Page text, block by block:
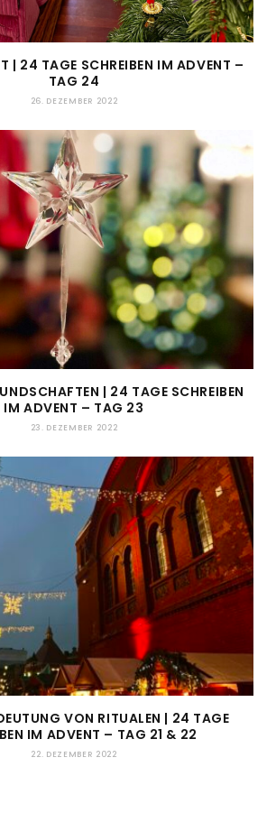
| 24 TAGE SCHREIBEN IM ADVENT –
TAG 24
26. DEZEMBER 2022
| 24 TAGE SCHREIBEN
IM ADVENT – TAG 23
23. DEZEMBER 2022
VON RITUALEN | 24 TAGE
IM ADVENT – TAG 21 & 22
22. DEZEMBER 2022